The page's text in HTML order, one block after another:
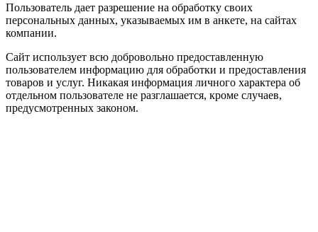
Пользователь дает разрешение на обработку своих
персональных данных, указываемых им в анкете, на сайтах
компании.
Сайт использует всю добровольно предоставленную
пользователем информацию для обработки и предоставления
товаров и услуг. Никакая информация личного характера об
отдельном пользователе не разглашается, кроме случаев,
предусмотренных законом.